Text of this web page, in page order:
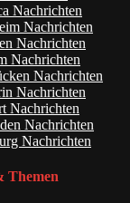
Nachrichten
Nachrichten
Nachrichten
Nachrichten
Nachrichten
Nachrichten
Nachrichten
Nachrichten
Nachrichten
Themen